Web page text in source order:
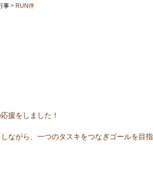
事 > RUN伴
援をしました！
ながら、一つのタスキをつなぎゴールを目指